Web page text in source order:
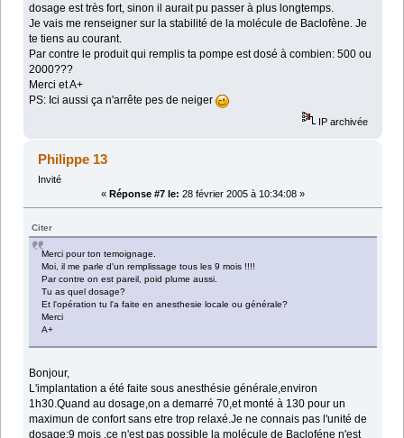
dosage est très fort, sinon il aurait pu passer à plus longtemps.
Je vais me renseigner sur la stabilité de la molécule de Baclofène. Je
te tiens au courant.
Par contre le produit qui remplis ta pompe est dosé à combien: 500 ou
2000???
Merci et A+
PS: Ici aussi ça n'arrête pes de neiger
IP archivée
Philippe 13
Invité
« Réponse #7 le: 28 février 2005 à 10:34:08 »
Citer
Merci pour ton temoignage.
Moi, il me parle d'un remplissage tous les 9 mois !!!!
Par contre on est pareil, poid plume aussi.
Tu as quel dosage?
Et l'opération tu l'a faite en anesthesie locale ou générale?
Merci
A+
Bonjour,
L'implantation a été faite sous anesthésie générale,environ
1h30.Quand au dosage,on a demarré 70,et monté à 130 pour un
maximun de confort sans etre trop relaxé.Je ne connais pas l'unité de
dosage;9 mois ,ce n'est pas possible la molécule de Bacloféne n'est